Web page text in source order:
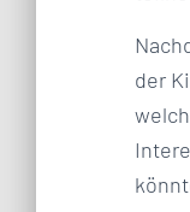
der